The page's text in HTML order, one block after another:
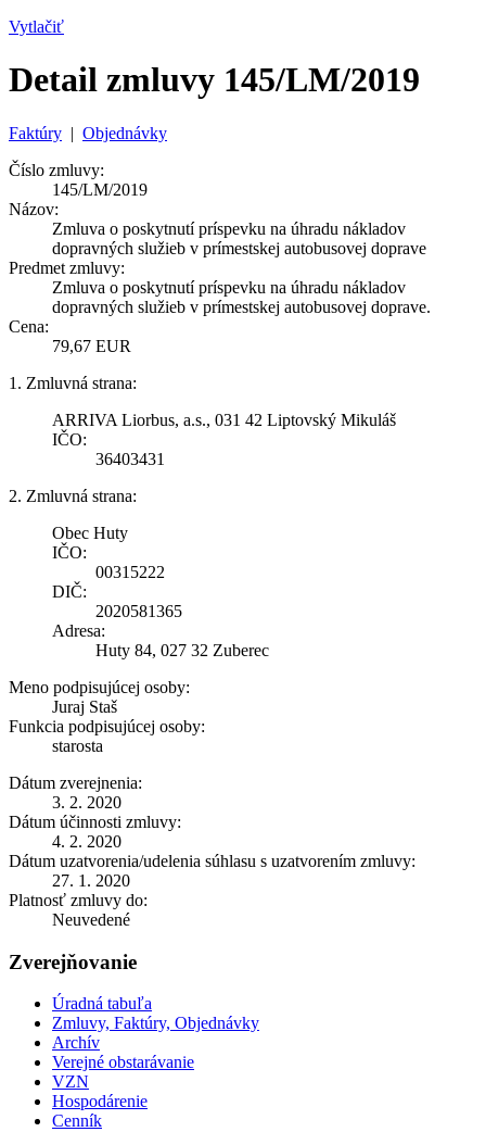
Vytlačiť
Detail zmluvy 145/LM/2019
Faktúry | Objednávky
Číslo zmluvy:
145/LM/2019
Názov:
Zmluva o poskytnutí príspevku na úhradu nákladov
dopravných služieb v prímestskej autobusovej doprave
Predmet zmluvy:
Zmluva o poskytnutí príspevku na úhradu nákladov
dopravných služieb v prímestskej autobusovej doprave.
Cena:
79,67 EUR
1. Zmluvná strana:
ARRIVA Liorbus, a.s., 031 42 Liptovský Mikuláš
IČO:
36403431
2. Zmluvná strana:
Obec Huty
IČO:
00315222
DIČ:
2020581365
Adresa:
Huty 84, 027 32 Zuberec
Meno podpisujúcej osoby:
Juraj Staš
Funkcia podpisujúcej osoby:
starosta
Dátum zverejnenia:
3. 2. 2020
Dátum účinnosti zmluvy:
4. 2. 2020
Dátum uzatvorenia/udelenia súhlasu s uzatvorením zmluvy:
27. 1. 2020
Platnosť zmluvy do:
Neuvedené
Zverejňovanie
Úradná tabuľa
Zmluvy, Faktúry, Objednávky
Archív
Verejné obstarávanie
VZN
Hospodárenie
Cenník